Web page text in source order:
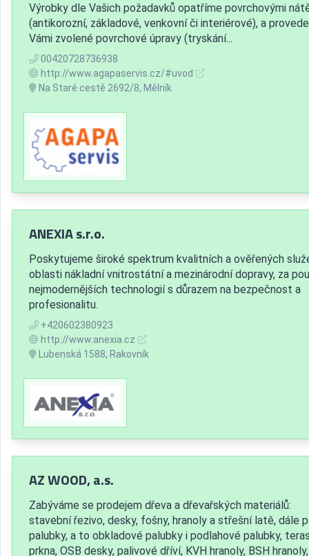
Výrobky dle Vašich požadavků opatříme povrchovými
(antikorozní, základové, venkovní či interiérové), a
Vámi zvolené povrchové úpravy (tryskání...
00420728736938
http://www.agapaservis.cz/#uvod
Na Staré cestě 2692/8, Mělník
ANEXIA s.r.o.
Poskytujeme široké spektrum kvalitních a ověřených
oblasti nákladní vnitrostátní a mezinárodní dopravy, za
nejmodernějších technologií s důrazem na bezpečnost a
profesionalitu.
+420602380923
http://www.anexia.cz
Lubenská 1588, Rakovník
AZ WOOD, a.s.
Zabýváme se prodejem dřeva a dřevařských materiálů:
stavební řezivo, desky, fošny, hranoly a střešní latě, dále
palubky, a to obkladové palubky i podlahové palubky,
prkna, OSB desky, palivové dříví, KVH hranoly, BSH hranoly,